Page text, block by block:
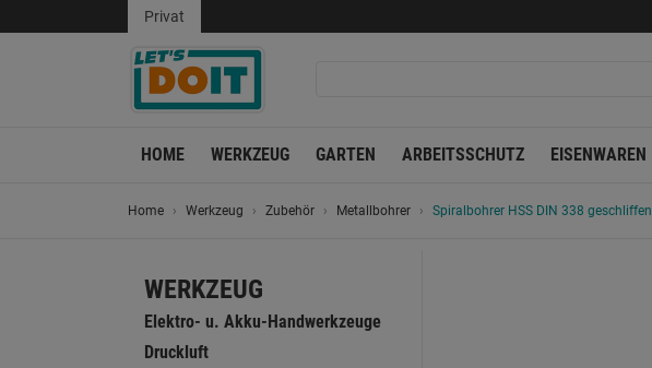
Privat
HOME WERKZEUG GARTEN ARBEITSSCHUTZ EISENWAREN
Home Werkzeug Zubehör Metallbohrer Spiralbohrer HSS DIN 338 geschliffen
WERKZEUG
Elektro- u. Akku-Handwerkzeuge
Druckluft